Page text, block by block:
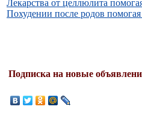
Лекарства от целлюлита
Похудении после родов
Подписка на новые